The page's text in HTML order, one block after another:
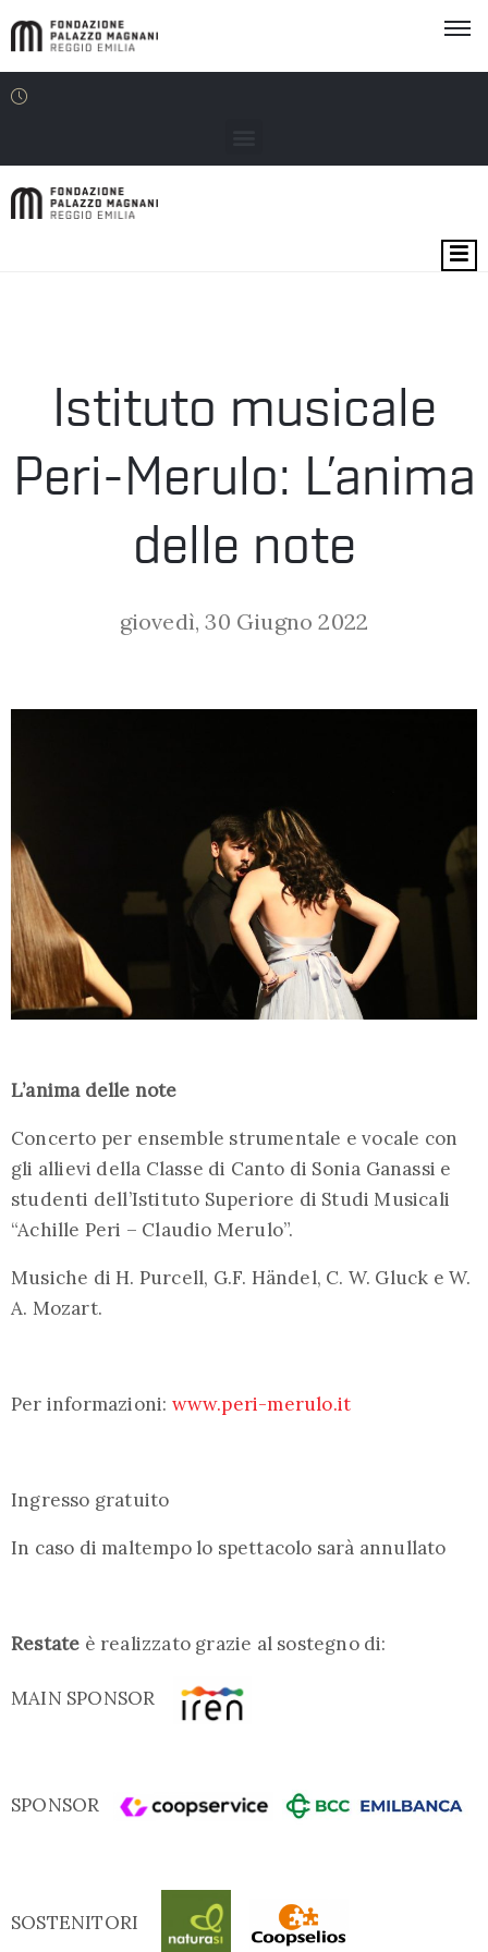
SHOP
ENGLISH
Istituto musicale
Peri-Merulo: L’anima
delle note
giovedì, 30 Giugno 2022
L’anima delle note
Concerto per ensemble strumentale e vocale con
gli allievi della Classe di Canto di Sonia Ganassi e
studenti dell’Istituto Superiore di Studi Musicali
“Achille Peri – Claudio Merulo”.
Musiche di H. Purcell, G.F. Händel, C. W. Gluck e W.
A. Mozart.
Per informazioni: www.peri-merulo.it
Ingresso gratuito
In caso di maltempo lo spettacolo sarà annullato
Restate è realizzato grazie al sostegno di:
MAIN SPONSOR
SPONSOR
SOSTENITORI